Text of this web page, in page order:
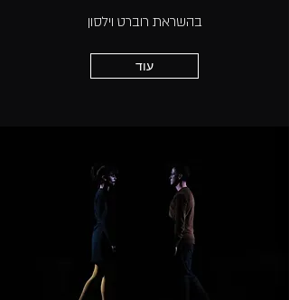
בהשראת רוברט וילסון
עוד